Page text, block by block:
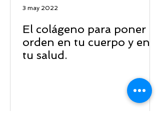
El colágeno para poner
orden en tu cuerpo y en
tu salud.
3 may 2022